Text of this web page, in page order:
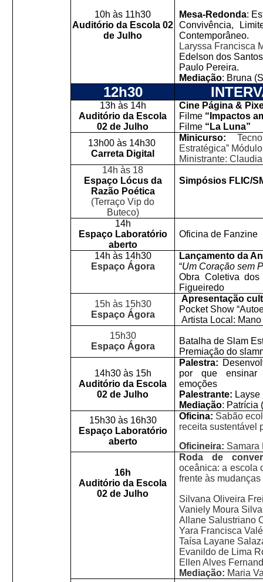
10h às 11h30
Auditório da Escola 02
de Julho
Mesa-Redonda:
Convivência,
Contemporâneo.
Laryssa Francisca
Edelson dos
Paulo Pereira.
Mediação: Bruna
12h30
13h às 14h
Auditório da Escola
02 de Julho
Cine Página &
Filme “Impactos
Filme “La Luna”
13h00 às 14h30
Carreta Digital
Minicurso:
Estratégica”
Ministrante:
14h às 18
Espaço Lócus da
Razão Poética
(Terraço Vip do
Buteco)
Simpósios FLIC/
14h
Espaço Laboratório
aberto
Oficina de Fanzine
14h às 14h30
Espaço Ágora
Lançamento da
“Um Coração sem
Obra Coletiva
Figueiredo
15h às 15h30
Espaço Ágora
Apresentação
Pocket Show
Artista Local:
15h30
Espaço Ágora
Batalha de Slam
Premiação do
14h30 às 15h
Auditório da Escola
02 de Julho
Palestra:
por que ensinar
emoções
Palestrante:
Mediação: Patrícia
15h30 às 16h30
Espaço Laboratório
aberto
Oficina: Sabão
receita sustentável
Oficineira: Samara
16h
Auditório da Escola
02 de Julho
Roda de
oceânica: a escola
frente às
Silvana Oliveira
Vaniely Moura Silva
Allane Salustriano
Yara Francisca
Taísa Layane
Evanildo de Lima
Ellen Alves
Mediação: Maria